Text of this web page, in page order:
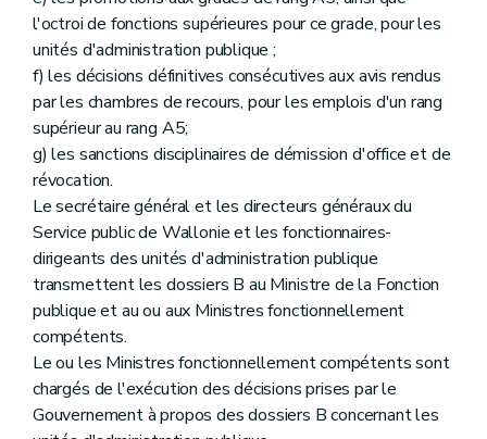
l'octroi de fonctions supérieures pour ce grade, pour les
unités d'administration publique ;
f) les décisions définitives consécutives aux avis rendus
par les chambres de recours, pour les emplois d'un rang
supérieur au rang A5;
g) les sanctions disciplinaires de démission d'office et de
révocation.
Le secrétaire général et les directeurs généraux du
Service public de Wallonie et les fonctionnaires-
dirigeants des unités d'administration publique
transmettent les dossiers B au Ministre de la Fonction
publique et au ou aux Ministres fonctionnellement
compétents.
Le ou les Ministres fonctionnellement compétents sont
chargés de l'exécution des décisions prises par le
Gouvernement à propos des dossiers B concernant les